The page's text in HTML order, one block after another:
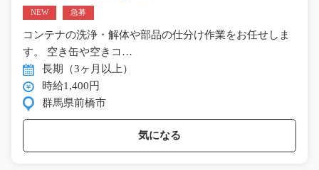
NEW 急募
コンテナの洗浄・解体や部品の仕分け作業をお任せしま
す。 空き缶や空きコ…
長期（3ヶ月以上）
時給1,400円
群馬県前橋市
気になる